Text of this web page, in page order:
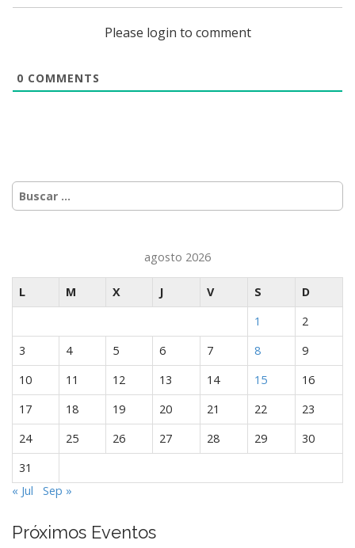
Please login to comment
0 COMMENTS
Buscar:
agosto 2026
L M X J V S
D
1
2
3
4 5 6 7 8
9
10
11 12 13 14 15
16
17
18 19 20 21 22
23
24
25 26 27 28 29
30
31
« Jul
Sep »
Próximos Eventos